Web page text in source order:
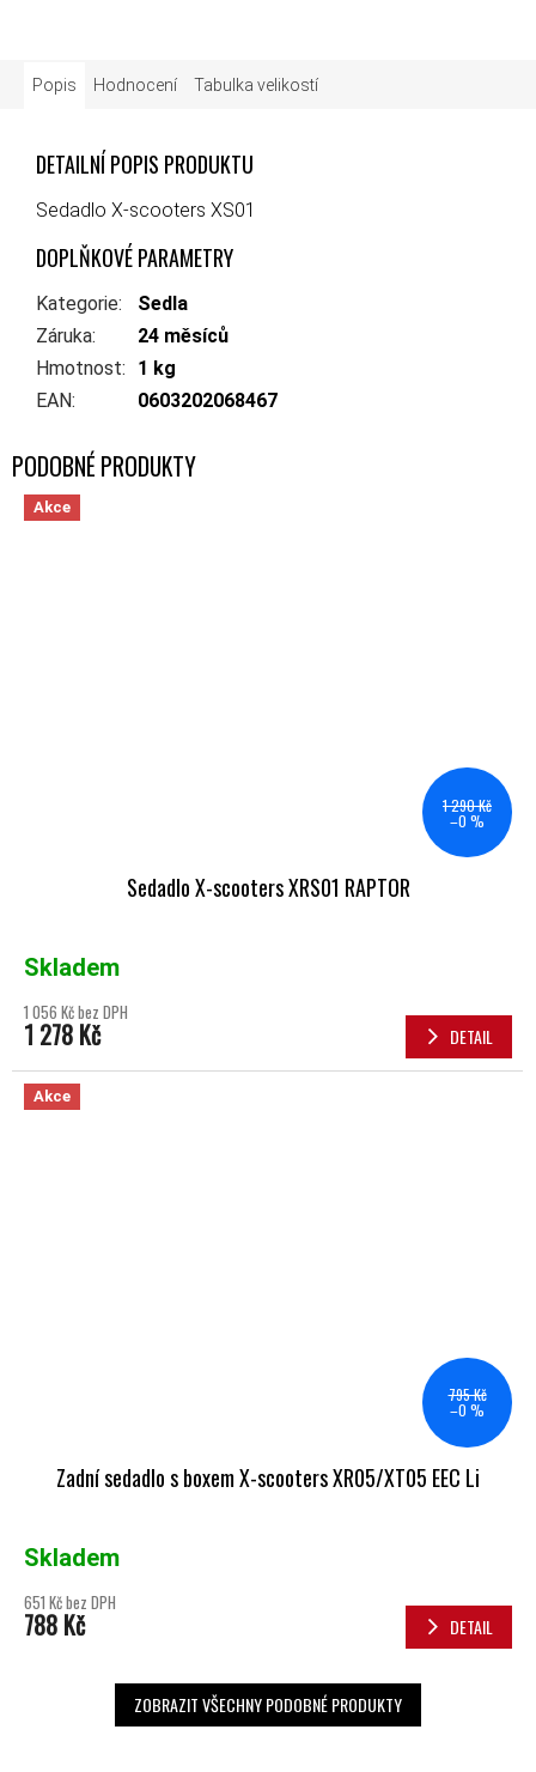
Popis Hodnocení Tabulka velikostí
DETAILNÍ POPIS PRODUKTU
Sedadlo X-scooters XS01
DOPLŇKOVÉ PARAMETRY
Kategorie:
Sedla
Záruka:
24 měsíců
Hmotnost:
1 kg
EAN: 0603202068467
Akce
1 290 Kč
–0 %
Sedadlo X-scooters XRS01 RAPTOR
Skladem
1 056 Kč bez DPH
1 278 Kč DETAIL
Akce
795 Kč
–0 %
Zadní sedadlo s boxem X-scooters XR05/XT05 EEC Li
Skladem
651 Kč bez DPH
788 Kč DETAIL
ZOBRAZIT VŠECHNY PODOBNÉ PRODUKTY